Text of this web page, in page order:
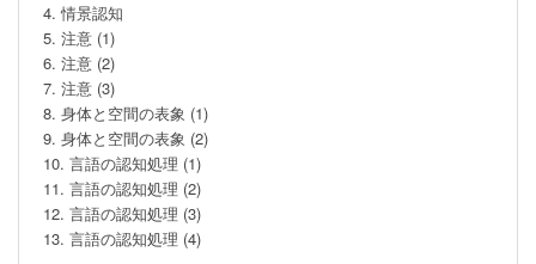
4. 情景認知
5. 注意 (1)
6. 注意 (2)
7. 注意 (3)
8. 身体と空間の表象 (1)
9. 身体と空間の表象 (2)
10. 言語の認知処理 (1)
11. 言語の認知処理 (2)
12. 言語の認知処理 (3)
13. 言語の認知処理 (4)